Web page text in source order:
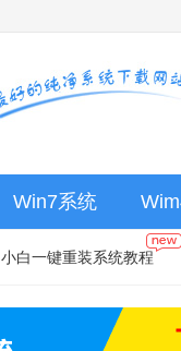
Win7系统
小白一键重装系统教程